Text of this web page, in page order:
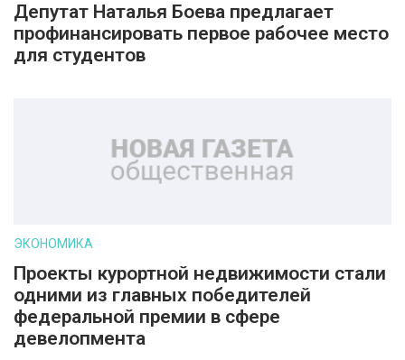
Депутат Наталья Боева предлагает
профинансировать первое рабочее место
для студентов
ЭКОНОМИКА
Проекты курортной недвижимости стали
одними из главных победителей
федеральной премии в сфере
девелопмента